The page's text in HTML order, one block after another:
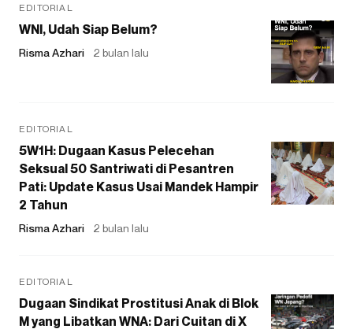
EDITORIAL
WNI, Udah Siap Belum?
Risma Azhari 2 bulan lalu
EDITORIAL
5W1H: Dugaan Kasus Pelecehan
Seksual 50 Santriwati di Pesantren
Pati: Update Kasus Usai Mandek Hampir
2 Tahun
Risma Azhari 2 bulan lalu
EDITORIAL
Dugaan Sindikat Prostitusi Anak di Blok
M yang Libatkan WNA: Dari Cuitan di X